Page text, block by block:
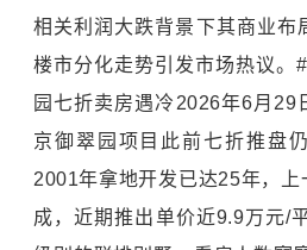
相关利润大跌背景下其商业布
楼市分化走势引发市场热议。
园七折卖房遇冷2026年6月29
京御翠园项目此前七折推盘
2001年拿地开发已达25年，
成，近期推出单价近9.9万元/